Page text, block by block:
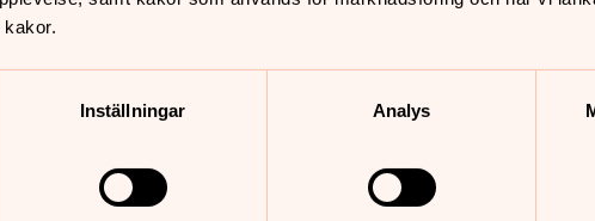
Inställningar Analys
Besöksadress: Fresta kyrkväg 2
människa ett hopp, en
för att stärka
utbildning och
Här finns
Vill du fira gudstjänst på
präst? Här hittar du Svenska
utomlands.